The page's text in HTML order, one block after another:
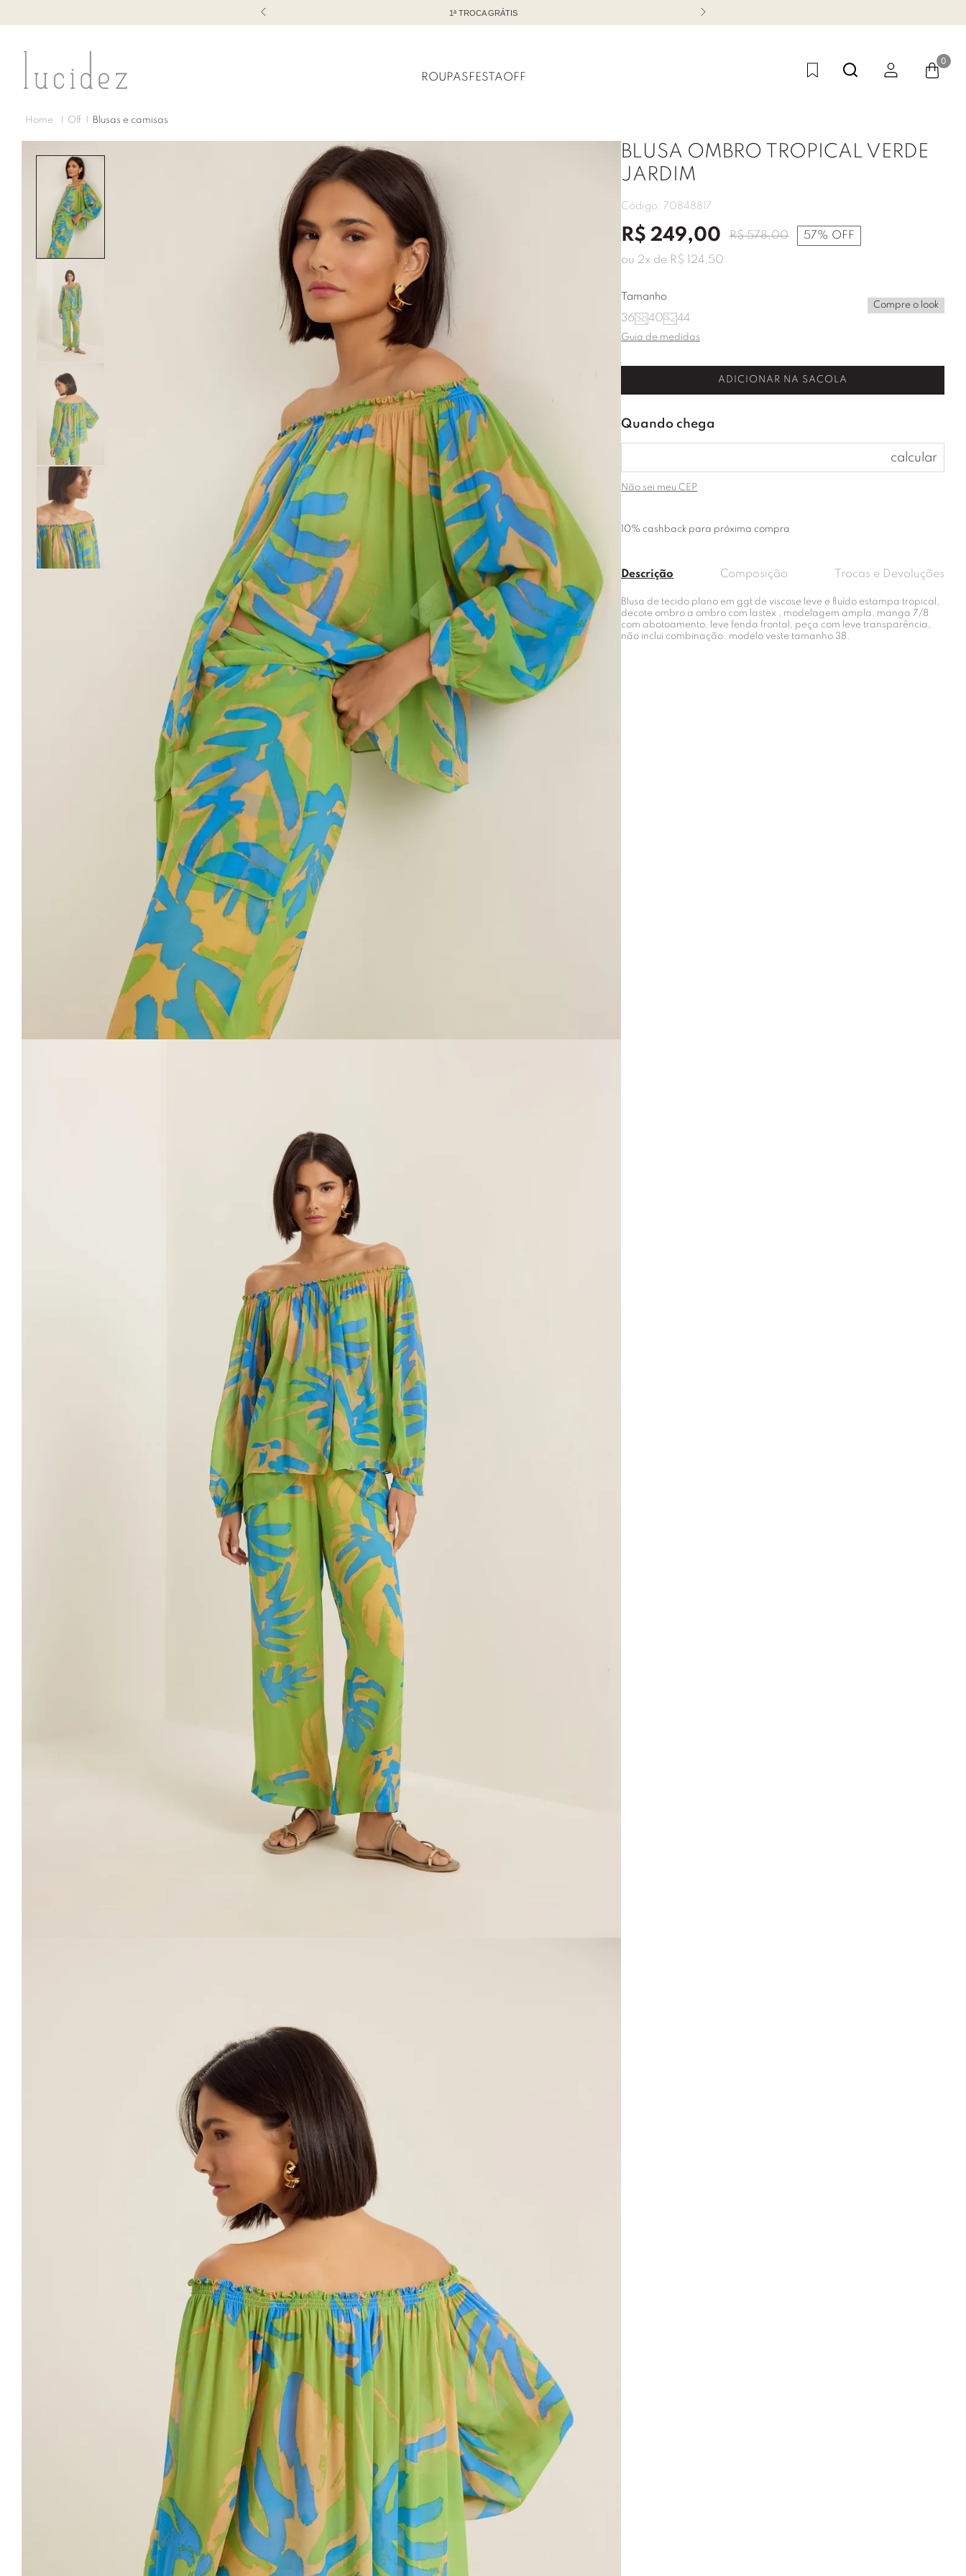
TODO OFF COM ATÉ 60% DE DESCONTO
ROUPASFESTAOFF
0
Off Blusas e camisas
BLUSA OMBRO TROPICAL VERDE
JARDIM
Código: 70848817
R$ 249,00 R$ 578,00 57% OFF
ou 2x de R$ 124,50
Tamanho
3638404244
Compre o look
Guia de medidas
ADICIONAR NA SACOLA
Não sei meu CEP
10% cashback para próxima compra
Descrição Composição Trocas e Devoluções
Blusa de tecido plano em ggt de viscose leve e fluído estampa tropical,
decote ombro a ombro com lastex , modelagem ampla, manga 7/8
com abotoamento, leve fenda frontal, peça com leve transparência,
não inclui combinação. modelo veste tamanho 38.